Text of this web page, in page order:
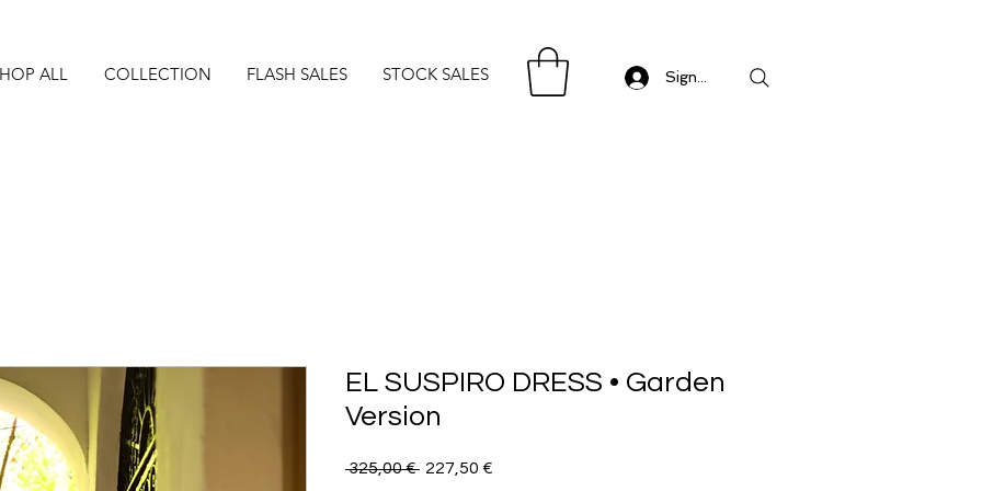
ALL COLLECTION FLASH SALES STOCK SALES Sign in/ Log in
EL SUSPIRO DRESS • Garden
Version
325,00 € Precio
227,50 €